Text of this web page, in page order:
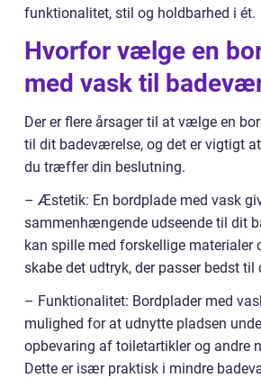
funktionalitet, stil og holdbarhed i ét.
Hvorfor vælge en
med vask til
Der er flere årsager til at vælge en
til dit badeværelse, og det er vigtigt
du træffer din beslutning.
– Æstetik: En bordplade med vask
sammenhængende udseende til dit
kan spille med forskellige materialer
skabe det udtryk, der passer bedst til
– Funktionalitet: Bordplader med
mulighed for at udnytte pladsen
opbevaring af toiletartikler og andre
Dette er især praktisk i mindre